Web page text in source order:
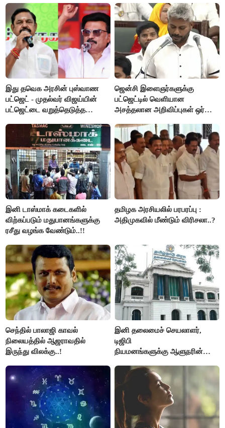
கோரிக்கை!
இது தவெக அரசின் புஸ்வாண
பட்ஜெட் - முதல்வர் விஜய்யின்
பட்ஜெட்டை வறுத்தெடுத்த
ஜென்சி இளைஞர்களுக்கு
பட்ஜெட்டில் வெளியான
அசத்தலான அறிவிப்புகள் ஒர்
இனி டாஸ்மாக் கடைகளில்
விற்கப்படும் மதுபானங்களுக்கு
ரசீது வழங்க வேண்டும்..!!
தமிழக அரசியலில் பரபரப்பு :
அதிமுகவில் மீண்டும் விரிசலா..?
செந்தில் பாலாஜி காவல்
நிலையத்தில் ஆஜராவதில்
இருந்து விலக்கு..!
இனி தலைமைச் செயலாளர்,
டிஜிபி
நியமனங்களுக்கு ஆளுநரின்
தமிழ்நாடு அரசு அதிரடி..!